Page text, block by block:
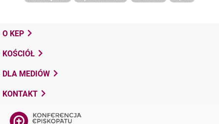
O KEP
KOŚCIÓŁ
DLA MEDIÓW
KONTAKT